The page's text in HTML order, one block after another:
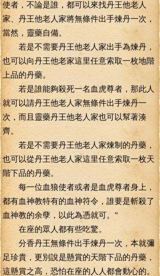
使者，不論是誰，都可以來找丹王他老人
家、丹王他老人家將無條件出手煉丹一次，
當然，靈藥自備。
若是不需要丹王他老人家出手為煉丹，
也可以向丹王他老家這里任意索取一枚地階
上品的丹藥。
若是誰能夠殺死一名血虎尊者，那此人
就可以請丹王他老人家無條件出手煉丹一
次，而且靈藥丹王他老人家也可以幫著湊
齊。
若是不需要丹王他老人家煉制的丹藥，
也可以從丹王他老人家這里任意索取一枚天
階下品的丹藥。
每一位血狼使者或者是血虎尊者身上，
都有血神教特有的血神符令，誰要是斬殺了
血神教的余孽，以此為憑就可。”
在座的眾人都有些吃驚。
分香丹王無條件出手煉丹一次，本就彌
足珍貴，更別說是懸賞的天階下品的丹藥，
這懸賞之高，恐怕在座的人人都會動心的。